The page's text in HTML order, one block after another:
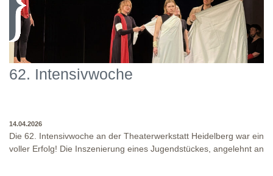
62. Intensivwoche
14.04.2026
Die 62. Intensivwoche an der Theaterwerkstatt Heidelberg war ein
voller Erfolg! Die Inszenierung eines Jugendstückes, angelehnt an